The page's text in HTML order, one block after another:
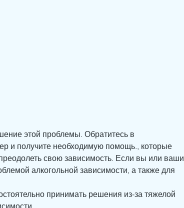
и получите необходимую помощь., которые
свою зависимость. Если вы или ваши
алкогольной зависимости, а также для
принимать решения из-за тяжелой